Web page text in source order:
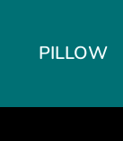
contentPILLOW